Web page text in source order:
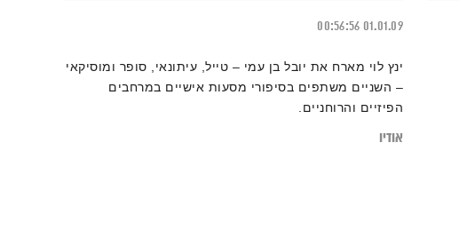
01.01.09
00:56:56
ינץ לוי מארח את יובל בן עמי – טייל, עיתונאי, סופר ומוסיקאי
– השניים משתפים בסיפורי מסעות אישיים במרחבים
הפיזיים והרוחניים.
אודיו